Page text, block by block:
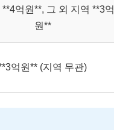
**4억원**, 그 외 지역 **3억
원**
억원** (지역 무관)